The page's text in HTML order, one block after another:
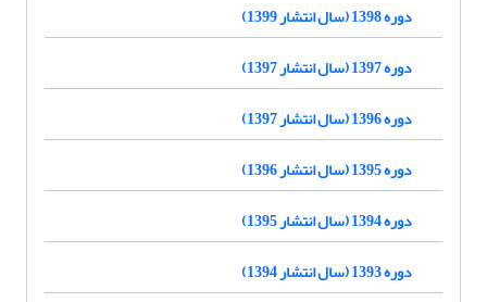
دوره 1398 (سال انتشار 1399)
دوره 1397 (سال انتشار 1397)
دوره 1396 (سال انتشار 1397)
دوره 1395 (سال انتشار 1396)
دوره 1394 (سال انتشار 1395)
دوره 1393 (سال انتشار 1394)